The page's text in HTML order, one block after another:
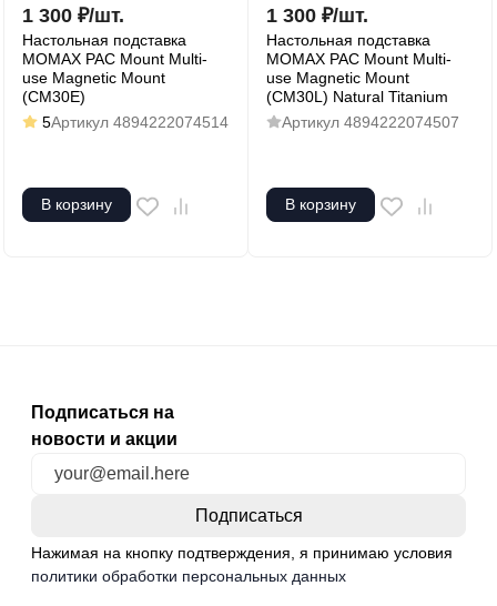
1 300 ₽/шт.
Настольная подставка
MOMAX PAC Mount Multi-
use Magnetic Mount
(CM30E)
5Артикул 4894222074514
В корзину
1 300 ₽/шт.
Настольная подставка
MOMAX PAC Mount Multi-
use Magnetic Mount
(CM30L) Natural Titanium
Артикул 4894222074507
В корзину
Подписаться на
новости и акции
Нажимая на кнопку подтверждения, я принимаю условия
политики обработки персональных данных